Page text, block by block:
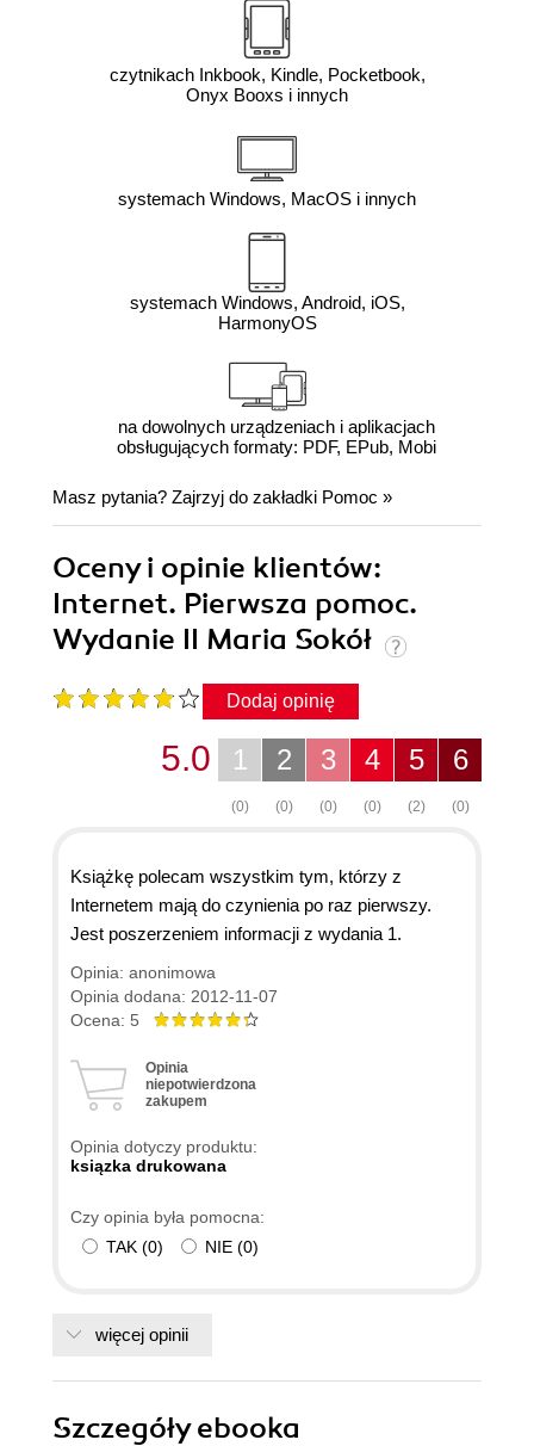
czytnikach Inkbook, Kindle, Pocketbook,
Onyx Booxs i innych
systemach Windows, MacOS i innych
systemach Windows, Android, iOS,
HarmonyOS
na dowolnych urządzeniach i aplikacjach
obsługujących formaty: PDF, EPub, Mobi
Masz pytania? Zajrzyj do zakładki Pomoc »
Oceny i opinie klientów:
Internet. Pierwsza pomoc.
Wydanie II Maria Sokół
Dodaj opinię
6
(0)
5
(2)
4
(0)
3
(0)
2
(0)
1
(0)
5.0
Książkę polecam wszystkim tym, którzy z
Internetem mają do czynienia po raz pierwszy.
Jest poszerzeniem informacji z wydania 1.
Opinia: anonimowa
Opinia dodana: 2012-11-07
Ocena: 5
Opinia
niepotwierdzona
zakupem
Opinia dotyczy produktu:
ksiązka drukowana
Czy opinia była pomocna:
TAK (0) NIE (0)
więcej opinii
Szczegółyebooka